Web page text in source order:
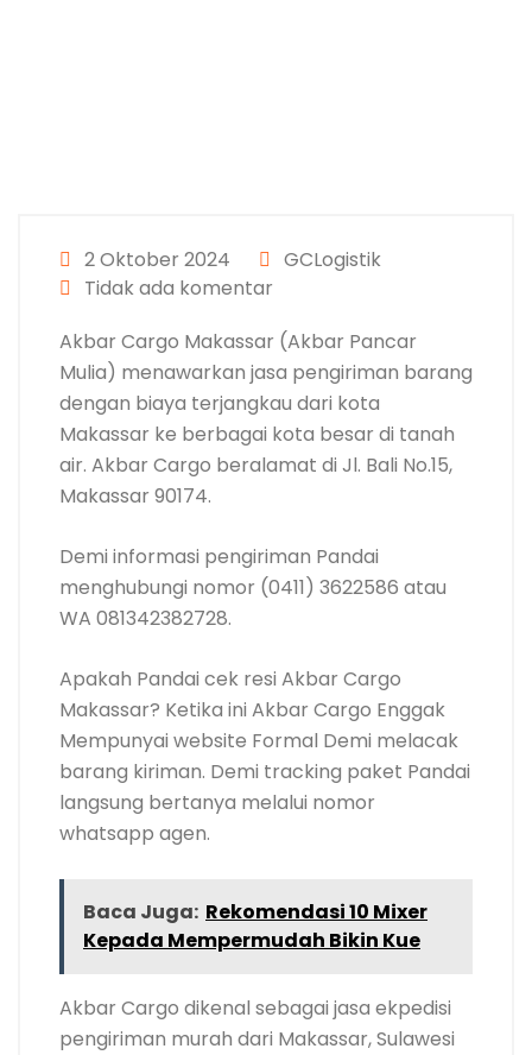
2 Oktober 2024
GCLogistik
Tidak ada komentar
Akbar Cargo Makassar (Akbar Pancar
Mulia) menawarkan jasa pengiriman barang
dengan biaya terjangkau dari kota
Makassar ke berbagai kota besar di tanah
air. Akbar Cargo beralamat di Jl. Bali No.15,
Makassar 90174.
Demi informasi pengiriman Pandai
menghubungi nomor (0411) 3622586 atau
WA 081342382728.
Apakah Pandai cek resi Akbar Cargo
Makassar? Ketika ini Akbar Cargo Enggak
Mempunyai website Formal Demi melacak
barang kiriman. Demi tracking paket Pandai
langsung bertanya melalui nomor
whatsapp agen.
Baca Juga: Rekomendasi 10 Mixer
Kepada Mempermudah Bikin Kue
Akbar Cargo dikenal sebagai jasa ekpedisi
pengiriman murah dari Makassar, Sulawesi